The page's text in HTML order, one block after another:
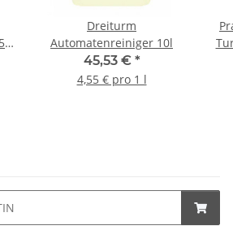
Dreiturm
Automatenreiniger 10l
45,53 € *
4,55 € pro 1 l